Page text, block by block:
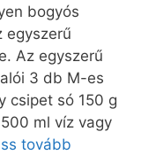
bogyós
egyszerű
Az egyszerű
3 db M-es
csipet só 150 g
ml víz vagy
tovább